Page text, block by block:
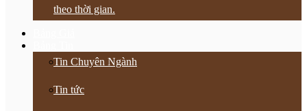
theo thời gian.
Tin Chuyên Ngành
Tin tức